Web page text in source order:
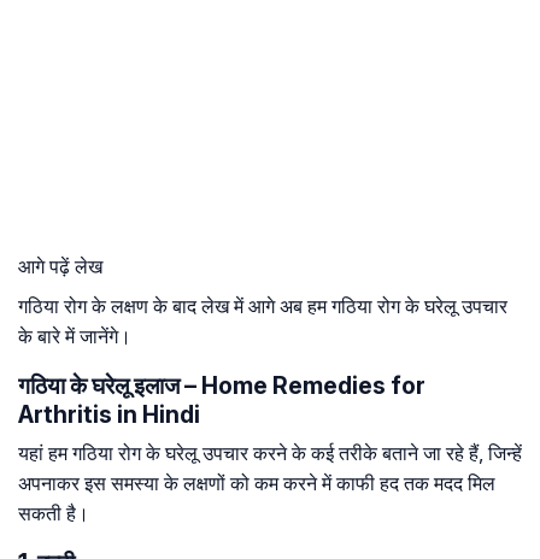
आगे पढ़ें लेख
गठिया रोग के लक्षण के बाद लेख में आगे अब हम गठिया रोग के घरेलू उपचार
के बारे में जानेंगे।
गठिया के घरेलू इलाज – Home Remedies for
Arthritis in Hindi
यहां हम गठिया रोग के घरेलू उपचार करने के कई तरीके बताने जा रहे हैं, जिन्हें
अपनाकर इस समस्या के लक्षणों को कम करने में काफी हद तक मदद मिल
सकती है।